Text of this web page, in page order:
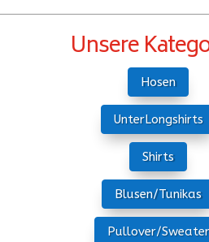
Unsere
Hosen
UnterLongshirts
Shirts
Blusen/Tunikas
Pullover/Sweater